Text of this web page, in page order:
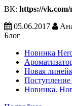
ВК: https://
05.06.2017
Блог
Новинка
Новая
Поступление
Новинка.